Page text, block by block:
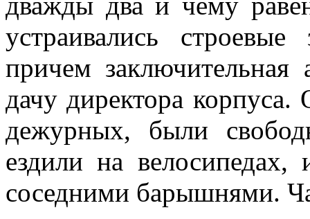
устраивались
причем заключительная
дачу директора
дежурных, были
ездили на
соседними барышнями.